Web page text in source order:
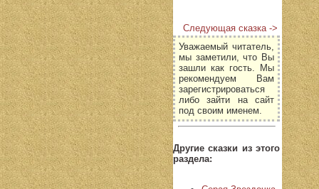
Следующая сказка ->
Уважаемый читатель,
мы заметили, что Вы
зашли как гость. Мы
рекомендуем Вам
зарегистрироваться
либо зайти на сайт
под своим именем.
Другие сказки из этого
раздела: